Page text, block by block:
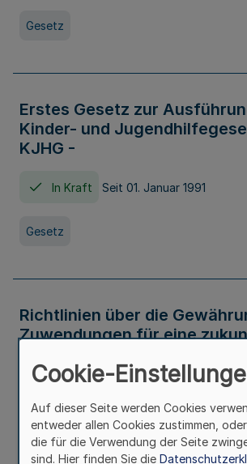
Gesetz
Erstes Gesetz zur
Kinder- und
KJHG -
In Kraft Seit 01. Januar 1991
Gesetz
Richtlinien über die
Zuwendungen für eine
Nordrhein-Westfalen
In Kraft
Verwaltungsvorschrift
Cookie-
Auf dieser Seite werden Cookies
entweder allen Cookies zustimmen,
die für die Verwendung der Seite
sind. Hier finden Sie die